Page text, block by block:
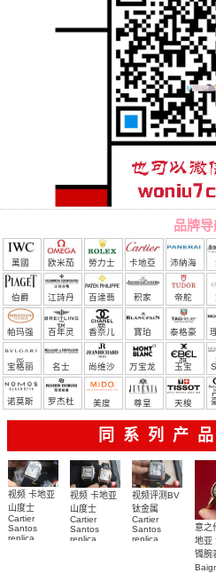
品牌
萬國 欧米茄 勞力士 卡地亞 沛納海
伯爵 江詩丹
頓
百達翡
麗
积家 帝舵
帕玛强
尼
百年灵 香奈儿 寶珀 泰格豪
雅
宝格丽 名士 尚维沙 万宝龙 玉宝
诺莫斯
罗杰杜 美度 尊皇 天梭
同系列产
视频 卡地亚
山度士
Cartier
Santos
replica
视频 卡地亚
山度士
Cartier
Santos
replica
视频评测BV
钛金属
Cartier
Santos
replica
意之
地亚
镯腕